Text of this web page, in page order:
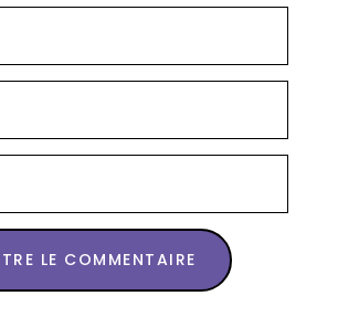
LE COMMENTAIRE